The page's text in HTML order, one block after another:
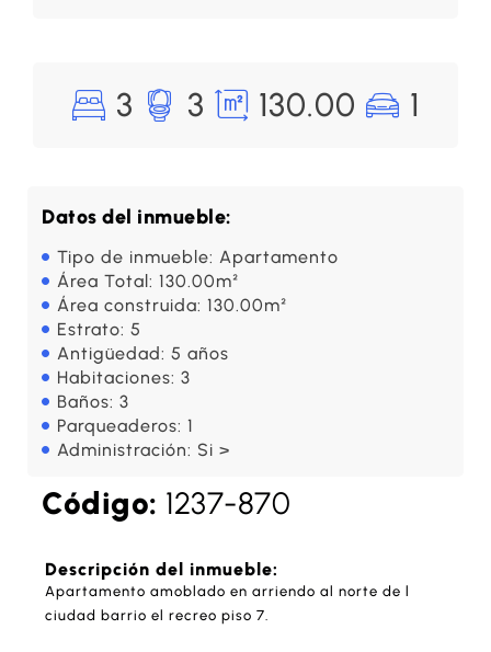
3 3 130.00 1
Datos del inmueble:
Tipo de inmueble: Apartamento
Área Total: 130.00m²
Área construida: 130.00m²
Estrato: 5
Antigüedad: 5 años
Habitaciones: 3
Baños: 3
Parqueaderos: 1
Administración: Si >
Código: 1237-870
Descripción del inmueble:
Apartamento amoblado en arriendo al norte de l
ciudad barrio el recreo piso 7.